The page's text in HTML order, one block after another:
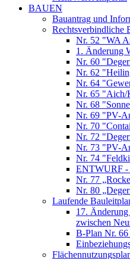
BAUEN
Bauantrag und
Rechtsverbindliche
Nr. 52 "WA
1. Änderung
Nr. 60
Nr. 62
Nr. 64
Nr. 65 "Aich/
Nr. 68
Nr. 69 "PV-
Nr. 70
Nr. 72
Nr. 73 "PV-
Nr. 74
ENTWURF -
Nr. 77
Nr. 80
Laufende
17. Änderung
zwischen
B-Plan Nr. 66